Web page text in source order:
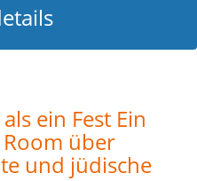
ein Fest Ein
über
und jüdische